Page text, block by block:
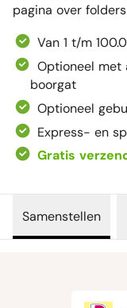
pagina over
Van 1 t/m
Optioneel met
boorgat
Optioneel
Express- en
Gratis
Samenstellen